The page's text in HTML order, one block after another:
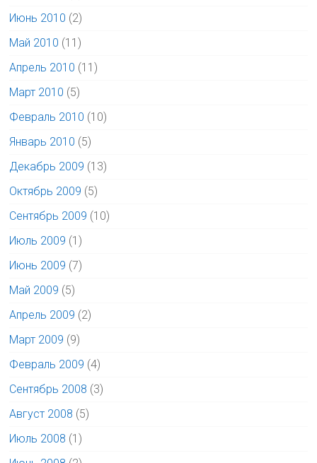
Июнь 2010 (2)
Май 2010 (11)
Апрель 2010 (11)
Март 2010 (5)
Февраль 2010 (10)
Январь 2010 (5)
Декабрь 2009 (13)
Октябрь 2009 (5)
Сентябрь 2009 (10)
Июль 2009 (1)
Июнь 2009 (7)
Май 2009 (5)
Апрель 2009 (2)
Март 2009 (9)
Февраль 2009 (4)
Сентябрь 2008 (3)
Август 2008 (5)
Июль 2008 (1)